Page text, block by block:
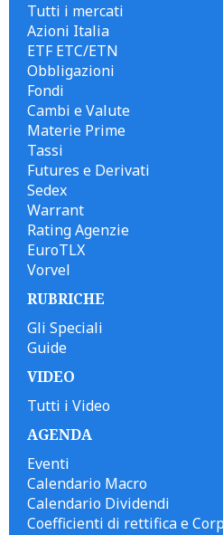
Tutti i mercati
Azioni Italia
ETF ETC/ETN
Obbligazioni
Fondi
Cambi e Valute
Materie Prime
Tassi
Futures e Derivati
Sedex
Warrant
Rating Agenzie
EuroTLX
Vorvel
RUBRICHE
Gli Speciali
Guide
VIDEO
Tutti i Video
AGENDA
Eventi
Calendario Macro
Calendario Dividendi
Coefficienti di rettifica e